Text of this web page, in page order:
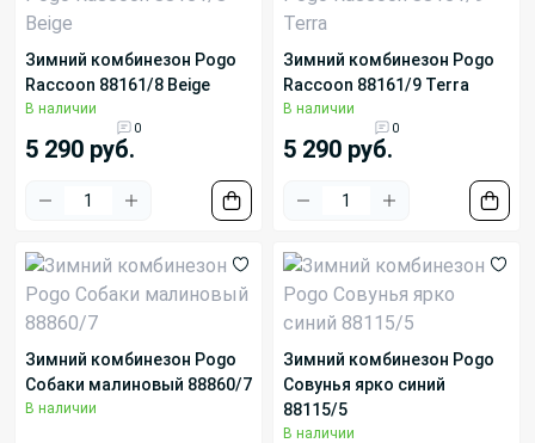
Зимний комбинезон Pogo
Raccoon 88161/8 Beige
В наличии
0
5 290 руб.
Зимний комбинезон Pogo
Raccoon 88161/9 Terra
В наличии
0
5 290 руб.
Зимний комбинезон Pogo
Собаки малиновый 88860/7
В наличии
Зимний комбинезон Pogo
Совунья ярко синий
88115/5
В наличии